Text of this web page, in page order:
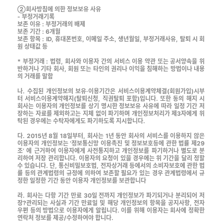
②회사방침에 의한 정보보유 사유
- 부정거래기록
보존 이유 : 부정거래의 배제
보존 기간 : 6개월
보존 항목 : ID, 휴대폰번호, 이메일 주소, 생년월일, 부정거래사유, 탈퇴 시 회
원 상태값 등
* 부정거래 : 법령, 회사와 이용자 간의 서비스 이용 약관 또는 공서양속을 위
반하거나 기타 회사, 회원 또는 타인의 권리나 이익을 침해하는 방법이나 내용
의 거래를 말함
나. 수집된 개인정보의 보유·이용기간은 서비스이용계약체결(회원가입)시부
터 서비스이용계약해지(탈퇴신청, 직권탈퇴 포함)입니다. 또한 동의 해지 시
회사는 이용자의 개인정보를 상기 명시한 정보보유 사유에 따라 일정 기간 저
장하는 자료를 제외하고는 지체 없이 파기하며 개인정보처리가 제3자에게 위
탁된 경우에는 수탁자에게도 파기하도록 지시합니다.
다. 2015년 8월 18일부터, 회사는 1년 동안 회사의 서비스를 이용하지 않은
이용자의 개인정보는 ‘정보통신망 이용촉진 및 정보보호등에 관한 법률 제29
조’ 에 근거하여 이용자에게 사전통지하고 개인정보를 파기하거나 별도로 분
리하여 저장 관리합니다. 이용자의 요청이 있을 경우에는 위 기간을 달리 정할
수 있습니다. 단, 통신비밀보호법, 전자상거래 등에서의 소비자보호에 관한 법
률 등의 관계법령의 규정에 의하여 보존할 필요가 있는 경우 관계법령에서 규
정한 일정한 기간 동안 이용자 개인정보를 보관합니다
라. 회사는 다항 기간 만료 30일 전까지 개인정보가 파기되거나 분리되어 저
장?관리되는 사실과 기간 만료일 및 해당 개인정보의 항목을 공지사항, 전자
우편 등의 방법으로 이용자에게 알립니다. 이를 위해 이용자는 회사에 정확한
연락처 정보를 제공/수정하여야 합니다.